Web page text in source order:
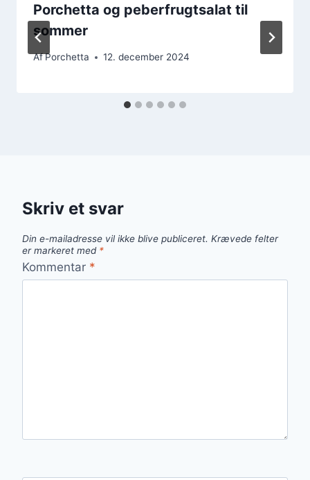
Porchetta og peberfrugtsalat til
sommer
AfPorchetta 12. december 2024
Skriv et svar
Din e-mailadresse vil ikke blive publiceret. Krævede felter
er markeret med *
Kommentar *